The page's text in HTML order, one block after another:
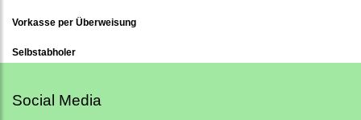
Vorkasse per Überweisung
Selbstabholer
Social Media